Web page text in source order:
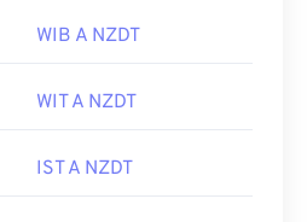
WIB A NZDT
WIT A NZDT
IST A NZDT